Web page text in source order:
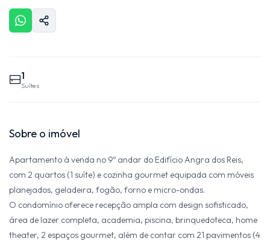
1
Suítes
Sobre o imóvel
Apartamento à venda no 9º andar do Edifício Angra dos Reis,
com 2 quartos (1 suíte) e cozinha gourmet equipada com móveis
planejados, geladeira, fogão, forno e micro-ondas.
O condomínio oferece recepção ampla com design sofisticado,
área de lazer completa, academia, piscina, brinquedoteca, home
theater, 2 espaços gourmet, além de contar com 21 pavimentos (4